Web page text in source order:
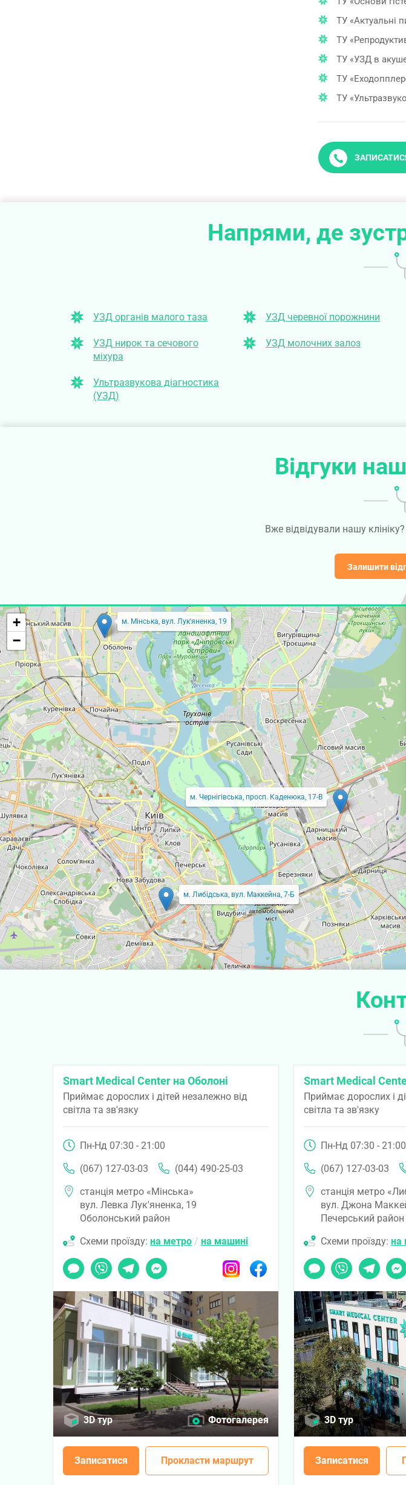
ТУ «Актуальні
ТУ
ТУ «УЗД в
ТУ
ТУ
Напрями, де
УЗД органів малого таза УЗД черевної порожнини
УЗД нирок та сечового
міхура
УЗД молочних залоз
Ультразвукова діагностика
(УЗД)
Відгуки
Вже відвідували нашу
Залишити
м. Мінська, вул. Лук'яненка, 19
м. Либідська, вул. Маккейна, 7-Б
м. Чернігівська, просп. Каденюка, 17-В
+
−
Smart Medical Center на Оболоні
Приймає дорослих і дітей незалежно від
світла та зв'язку
Пн-Нд 07:30 - 21:00
(067) 127-03-03
(044) 490-25-03
станція метро «Мінська»
вул. Левка Лук'яненка, 19
Оболонський район
Схеми проїзду: на метро / на машині
Чат Viber TelegramMessenger InstagramFacebook
3D тур Фотогалерея
Записатися Прокласти маршрут
Smart Medical
Приймає дорослих і
світла та зв'язку
Пн-Нд 07:30 - 21:00
(067) 127-03-03
станція метро
вул. Джона
Печерський район
Схеми проїзду: на
Чат Viber Telegram
3D тур
Записатися